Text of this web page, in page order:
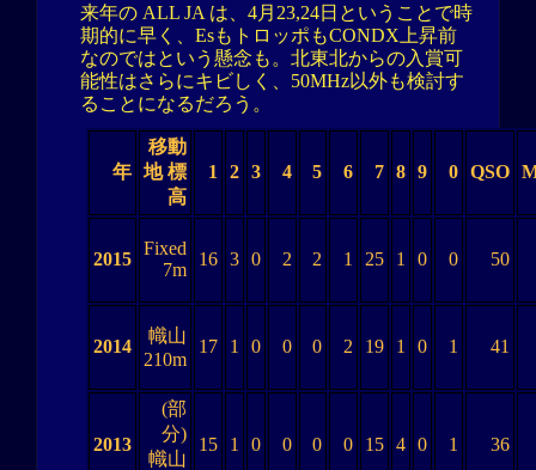
来年の ALL JA は、4月23,24日ということで時
期的に早く、EsもトロッポもCONDX上昇前
なのではという懸念も。北東北からの入賞可
能性はさらにキビしく、50MHz以外も検討す
ることになるだろう。
年
移動
地 標
高
1 2 3 4 5 6 7 8 9 0 QSO
2015
Fixed
7m
16 3 0 2 2 1 25 1 0 0 50
2014
幟山
210m
17 1 0 0 0 2 19 1 0 1 41
2013
(部
分)
幟山
15 1 0 0 0 0 15 4 0 1 36